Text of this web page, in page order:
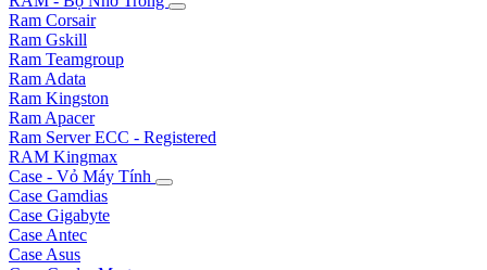
Ram Corsair
Ram Gskill
Ram Teamgroup
Ram Adata
Ram Kingston
Ram Apacer
Ram Server ECC - Registered
RAM Kingmax
Case - Vỏ Máy Tính
Case Gamdias
Case Gigabyte
Case Antec
Case Asus